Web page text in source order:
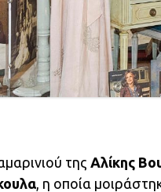
της Αλίκης
, η οποία